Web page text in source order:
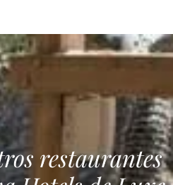
restaurantes